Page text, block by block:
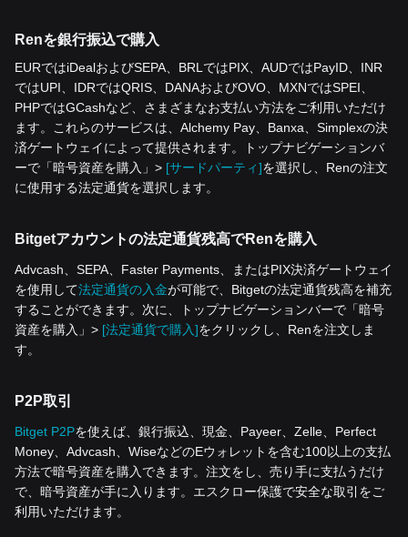
Renを銀行振込で購入
EURではiDealおよびSEPA、BRLではPIX、AUDではPayID、INR
ではUPI、IDRではQRIS、DANAおよびOVO、MXNではSPEI、
PHPではGCashなど、さまざまなお支払い方法をご利用いただけ
ます。これらのサービスは、Alchemy Pay、Banxa、Simplexの決
済ゲートウェイによって提供されます。トップナビゲーションバ
ーで「暗号資産を‌購入」> [サードパーティ]を選択し、Renの注文
に使用する法定通貨を選択します。
Bitgetアカウントの法定通貨残高でRenを購入
Advcash、SEPA、Faster Payments、またはPIX決済ゲートウェイ
を使用して法定通貨の入金が可能で、Bitgetの法定通貨残高を補充
することができます。次に、トップナビゲーションバーで「暗号
資産を‌購入」> [法定通貨で購入]をクリックし、Renを注文しま
す。
P2P取引
Bitget P2Pを使えば、銀行振込、現金、Payeer、Zelle、Perfect
Money、Advcash、WiseなどのEウォレットを含む100以上の支払
方法で暗号資産を購入できます。注文をし、売り手に支払うだけ
で、暗号資産が手に入ります。エスクロー保護で安全な取引をご
利用いただけます。